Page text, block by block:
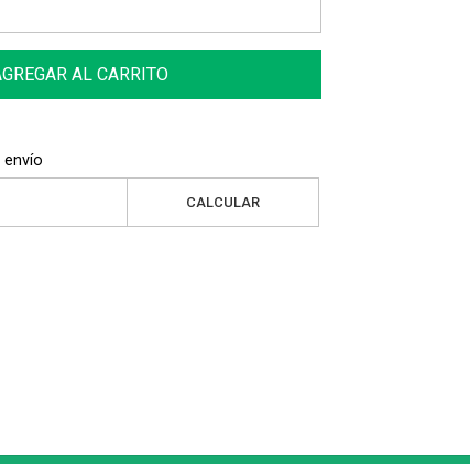
AL CARRITO
CALCULAR